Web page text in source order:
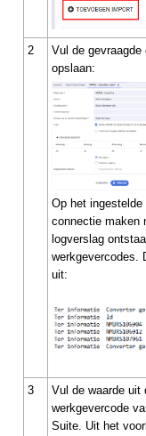
2
Vul de
opslaan:
Op het
connectie maken
logverslag
werkgevercodes.
uit:
3
Vul de waarde uit
werkgevercode
Suite. Uit het